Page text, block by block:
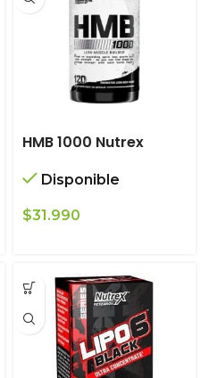
HMB 1000 Nutrex
Disponible
$31.990